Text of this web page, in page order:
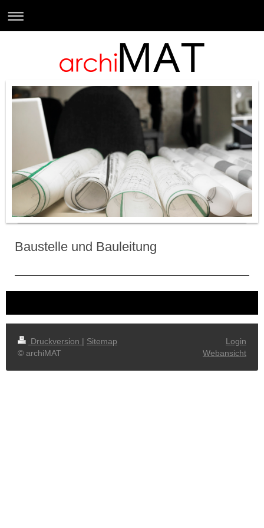
Baustelle und Bauleitung
Druckversion | Sitemap
© archiMAT
Login
Webansicht